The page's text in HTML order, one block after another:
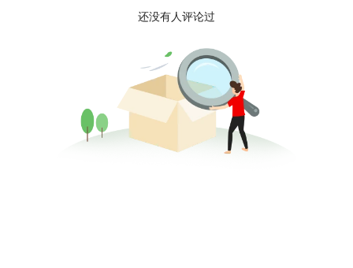
还没有人评论过